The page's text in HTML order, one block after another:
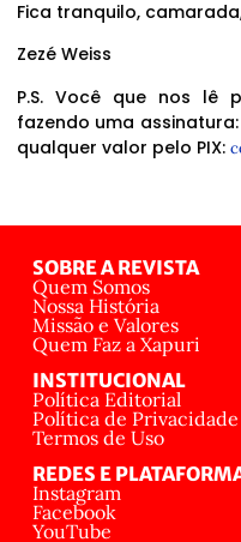
Fica tranquilo,
Zezé Weiss
P.S. Você que nos lê
fazendo uma
qualquer valor pelo PIX:
SOBRE A REVISTA
Quem Somos
Nossa História
Missão e Valores
Quem Faz a Xapuri
INSTITUCIONAL
Política Editorial
Política de Privacidade
Termos de Uso
REDES E
Instagram
Facebook
YouTube